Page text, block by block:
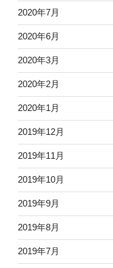
2020年7月
2020年6月
2020年3月
2020年2月
2020年1月
2019年12月
2019年11月
2019年10月
2019年9月
2019年8月
2019年7月